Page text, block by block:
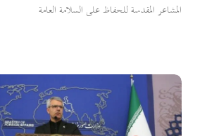
المشاعر المقدسة للحفاظ على السلامة العامة